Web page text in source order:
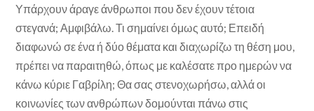
Υπάρχουν άραγε άνθρωποι που δεν έχουν τέτοια
στεγανά; Αμφιβάλω. Τι σημαίνει όμως αυτό; Επειδή
διαφωνώ σε ένα ή δύο θέματα και διαχωρίζω τη θέση μου,
πρέπει να παραιτηθώ, όπως με καλέσατε προ ημερών να
κάνω κύριε Γαβρίλη; Θα σας στενοχωρήσω, αλλά οι
κοινωνίες των ανθρώπων δομούνται πάνω στις